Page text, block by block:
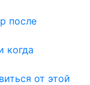
после
когда
от этой